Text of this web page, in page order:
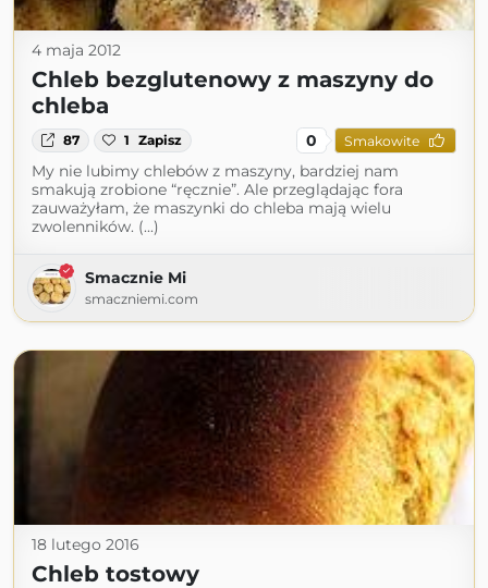
4 maja 2012
Chleb bezglutenowy z maszyny do
chleba
87 1 Zapisz 0 Smakowite
My nie lubimy chlebów z maszyny, bardziej nam
smakują zrobione “ręcznie”. Ale przeglądając fora
zauważyłam, że maszynki do chleba mają wielu
zwolenników. (...)
Smacznie Mi
smaczniemi.com
18 lutego 2016
Chleb tostowy